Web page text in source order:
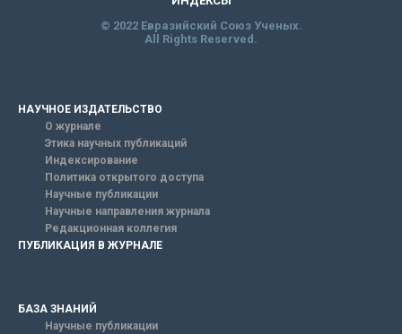
© 2022 Евразийский Союз Ученых.
All Rights Reserved.
НАУЧНОЕ ИЗДАТЕЛЬСТВО
О журнале
Этика научных публикаций
Индексирование
Политика открытого доступа
Научные публикации
Научные направления журнала
Редакционная коллегия
ПУБЛИКАЦИЯ В ЖУРНАЛЕ
БАЗА ЗНАНИЙ
Научные публикации